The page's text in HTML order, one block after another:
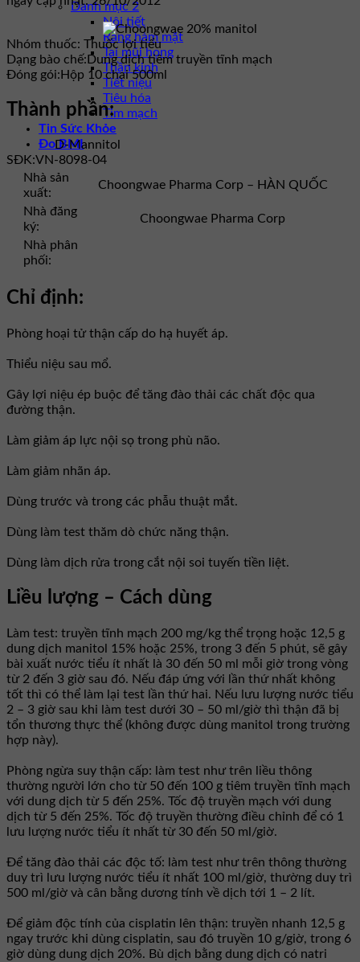
Danh mục 2
Nội tiết
Răng hàm mặt
Tai mũi họng
Thần kinh
Tiết niệu
Tiêu hóa
Tim mạch
Tin Sức Khỏe
Đo BMI
Nhóm thuốc: Thuốc lợi tiểu
Dạng bào chế: Dung dịch tiêm truyền tĩnh mạch
Đóng gói: Hộp 10 chai 500ml
Thành phần:
D-Mannitol
SĐK:VN-8098-04
Nhà sản
xuất:
Choongwae Pharma Corp – HÀN QUỐC
Nhà đăng
ký:
Choongwae Pharma Corp
Nhà phân
phối:
Chỉ định:
Phòng hoại tử thận cấp do hạ huyết áp.
Thiểu niệu sau mổ.
Gây lợi niệu ép buộc để tăng đào thải các chất độc qua
đường thận.
Làm giảm áp lực nội sọ trong phù não.
Làm giảm nhãn áp.
Dùng trước và trong các phẫu thuật mắt.
Dùng làm test thăm dò chức năng thận.
Dùng làm dịch rửa trong cắt nội soi tuyến tiền liệt.
Liều lượng – Cách dùng
Làm test: truyền tĩnh mạch 200 mg/kg thể trọng hoặc 12,5 g
dung dịch manitol 15% hoặc 25%, trong 3 đến 5 phút, sẽ gây
bài xuất nước tiểu ít nhất là 30 đến 50 ml mỗi giờ trong vòng
từ 2 đến 3 giờ sau đó. Nếu đáp ứng với lần thứ nhất không
tốt thì có thể làm lại test lần thứ hai. Nếu lưu lượng nước tiểu
2 – 3 giờ sau khi làm test dưới 30 – 50 ml/giờ thì thận đã bị
tổn thương thực thể (không được dùng manitol trong trường
hợp này).
Phòng ngừa suy thận cấp: làm test như trên liều thông
thường người lớn cho từ 50 đến 100 g tiêm truyền tĩnh mạch
với dung dịch từ 5 đến 25%. Tốc độ truyền mạch với dung
dịch từ 5 đến 25%. Tốc độ truyền thường điều chỉnh để có 1
lưu lượng nước tiểu ít nhất từ 30 đến 50 ml/giờ.
Để tăng đào thải các độc tố: làm test như trên thông thường
duy trì lưu lượng nước tiểu ít nhất 100 ml/giờ, thường duy trì
500 ml/giờ và cân bằng dương tính về dịch tới 1 – 2 lít.
Để giảm độc tính của cisplatin lên thận: truyền nhanh 12,5 g
ngay trước khi dùng cisplatin, sau đó truyền 10 g/giờ, trong 6
giờ dùng dung dịch 20%. Bù dịch bằng dung dịch có natri